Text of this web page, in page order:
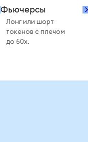
Фьючерсы
Лонг или шорт
токенов с плечом
до 50x.